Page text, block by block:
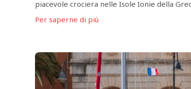
piacevole crociera nelle Isole Ionie della
Per saperne di più